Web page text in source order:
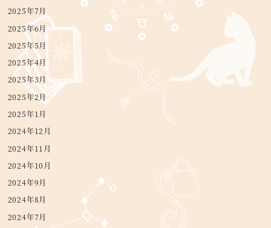
2025年7月
2025年6月
2025年5月
2025年4月
2025年3月
2025年2月
2025年1月
2024年12月
2024年11月
2024年10月
2024年9月
2024年8月
2024年7月